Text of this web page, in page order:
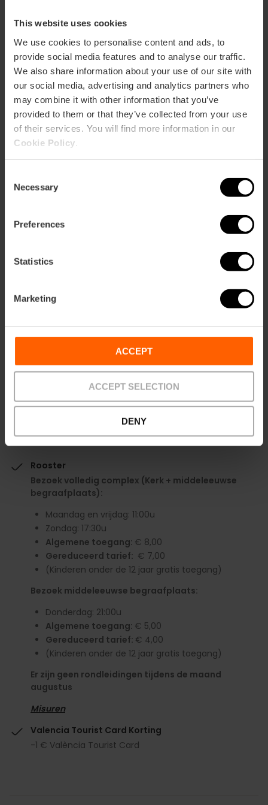
This website uses cookies
We use cookies to personalise content and ads, to
provide social media features and to analyse our traffic.
We also share information about your use of our site with
our social media, advertising and analytics partners who
may combine it with other information that you’ve
provided to them or that they’ve collected from your use
of their services. You will find more information in our
Cookie Policy
Selection
Necessary
Preferences
Statistics
Marketing
ACCEPT
ACCEPT SELECTION
DENY
Praktische informatie
Rooster
Bezoek volledig complex (Kerk + middeleeuwse
begraafplaats):
Maandag en vrijdag: 11:00u
Zondag: 17:30u
Algemene toegang: € 8,00
Gereduceerd tarief: € 7,00
(Kinderen onder de 12 jaar gratis toegang)
Bezoek middeleeuwse begraafplaats:
Donderdag: 21:00u
Algemene toegang: € 5,00
Gereduceerd tarief: € 4,00
(Kinderen onder de 12 jaar gratis toegang)
Er zijn geen rondleidingen tijdens de maand
augustus
Misuren
Valencia Tourist Card Korting
-1 € València Tourist Card